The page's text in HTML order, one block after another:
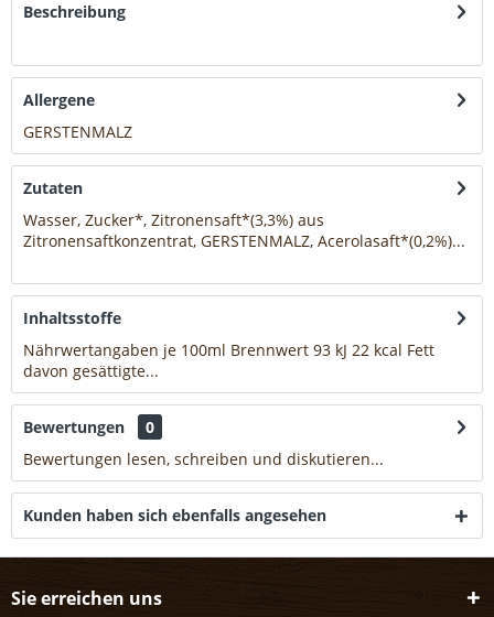
Beschreibung
Allergene
GERSTENMALZ
Zutaten
Wasser, Zucker*, Zitronensaft*(3,3%) aus
Zitronensaftkonzentrat, GERSTENMALZ, Acerolasaft*(0,2%)...
Inhaltsstoffe
Nährwertangaben je 100ml Brennwert 93 kJ 22 kcal Fett
davon gesättigte...
Bewertungen
0
Bewertungen lesen, schreiben und diskutieren...
Kunden haben sich ebenfalls angesehen
Sie erreichen uns